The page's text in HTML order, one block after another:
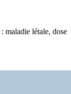
: maladie létale, dose